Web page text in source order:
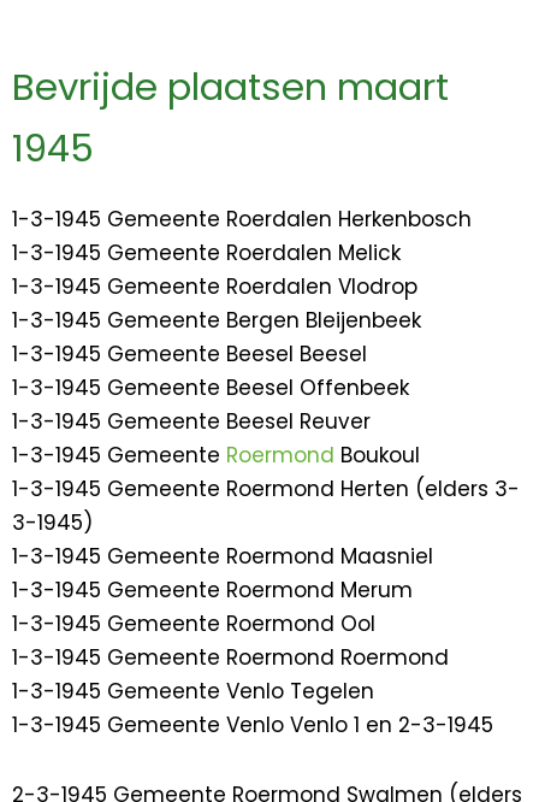
Bevrijde plaatsen maart
1945
1-3-1945 Gemeente Roerdalen Herkenbosch
1-3-1945 Gemeente Roerdalen Melick
1-3-1945 Gemeente Roerdalen Vlodrop
1-3-1945 Gemeente Bergen Bleijenbeek
1-3-1945 Gemeente Beesel Beesel
1-3-1945 Gemeente Beesel Offenbeek
1-3-1945 Gemeente Beesel Reuver
1-3-1945 Gemeente Roermond Boukoul
1-3-1945 Gemeente Roermond Herten (elders 3-
3-1945)
1-3-1945 Gemeente Roermond Maasniel
1-3-1945 Gemeente Roermond Merum
1-3-1945 Gemeente Roermond Ool
1-3-1945 Gemeente Roermond Roermond
1-3-1945 Gemeente Venlo Tegelen
1-3-1945 Gemeente Venlo Venlo 1 en 2-3-1945
2-3-1945 Gemeente Roermond Swalmen (elders